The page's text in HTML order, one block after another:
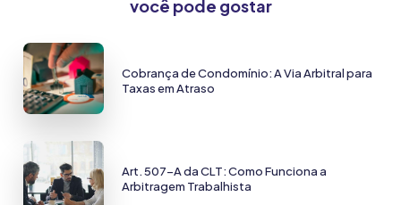
você pode gostar
Cobrança de Condomínio: A Via Arbitral para
Taxas em Atraso
Art. 507-A da CLT: Como Funciona a
Arbitragem Trabalhista